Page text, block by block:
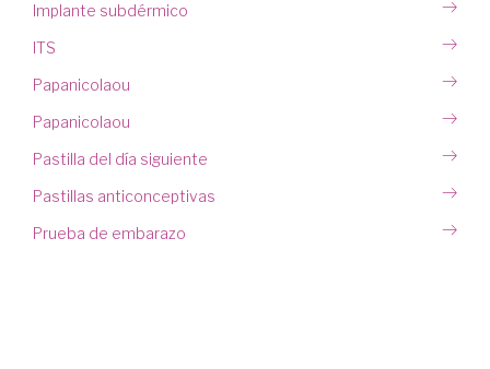
Implante subdérmico
ITS
Papanicolaou
Papanicolaou
Pastilla del día siguiente
Pastillas anticonceptivas
Prueba de embarazo